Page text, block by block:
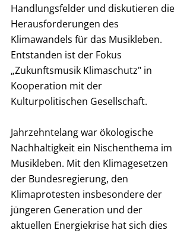
Handlungsfelder und diskutieren die
Herausforderungen des
Klimawandels für das Musikleben.
Entstanden ist der Fokus
„Zukunftsmusik Klimaschutz" in
Kooperation mit der
Kulturpolitischen Gesellschaft.
Jahrzehntelang war ökologische
Nachhaltigkeit ein Nischenthema im
Musikleben. Mit den Klimagesetzen
der Bundesregierung, den
Klimaprotesten insbesondere der
jüngeren Generation und der
aktuellen Energiekrise hat sich dies